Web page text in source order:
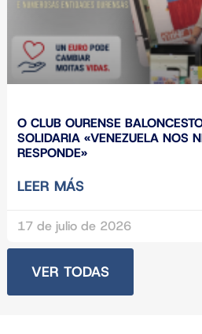
O CLUB OURENSE
SOLIDARIA «VENEZUELA NOS
RESPONDE»
LEER MÁS
17 de julio de 2026
VER TODAS